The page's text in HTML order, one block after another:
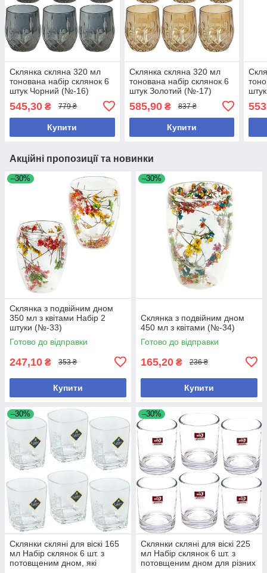
Склянка скляна 320 мл
тонована набір склянок 6
штук Чорний (№-16)
545,30 ₴ 779 ₴
Купити
Склянка скляна 320 мл
тонована набір склянок 6
штук Золотий (№-17)
585,90₴ 837 ₴
Купити
553
Акційні пропозиції та новинки
–30%
Склянка з подвійним дном
350 мл з квітами Набір 2
штуки (№-33)
Готово до відправки
247,10 ₴ 353 ₴
Купити
–30%
Склянка з подвійним дном
450 мл з квітами (№-34)
Готово до відправки
165,20 ₴ 236 ₴
Купити
–30%
Склянки скляні для віскі 165
мл Набір склянок 6 шт. з
потовщеним дном, які
–30%
Склянки скляні для віскі 225
мл Набір склянок 6 шт. з
потовщеним дном для різних